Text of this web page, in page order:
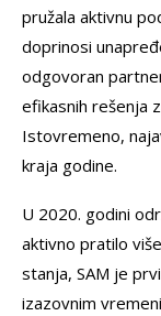
pružala aktivnu
doprinosi
odgovoran
efikasnih rešenja
Istovremeno,
kraja godine.
U 2020. godini
aktivno pratilo
stanja, SAM je
izazovnim